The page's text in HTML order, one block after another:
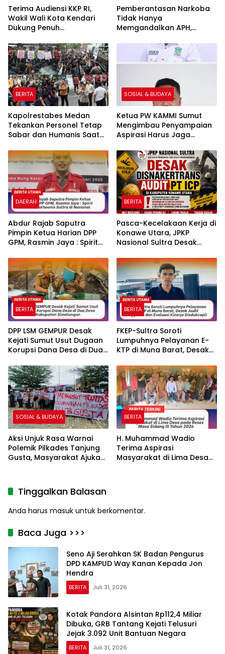
Terima Audiensi KKP RI,
Wakil Wali Kota Kendari
Dukung Penuh
Pesisir di Tiga Kelurahan
Pemberantasan Narkoba
Tidak Hanya
Memgandalkan APH,
Menjadi Garda Terdepan
di Momentum HANI 2026
BERITA
Kapolrestabes Medan
Tekankan Personel Tetap
Sabar dan Humanis Saat
SOSIAL & BUDAYA
Ketua PW KAMMI Sumut
Mengimbau Penyampaian
Aspirasi Harus Jaga
DAERAH
‎‎Abdur Rajab Saputra
Pimpin Ketua Harian DPP
GPM, Rasmin Jaya : Spirit
Nasional
BERITA
Pasca-Kecelakaan Kerja di
Konawe Utara, JPKP
Nasional Sultra Desak
BERITA
DPP LSM GEMPUR Desak
Kejati Sumut Usut Dugaan
Korupsi Dana Desa di Dua
Simalungun
BERITA
FKEP-Sultra Soroti
Lumpuhnya Pelayanan E-
KTP di Muna Barat, Desak
Evaluasi Kinerja Disdukcapil
SOSIAL & BUDAYA
Aksi Unjuk Rasa Warnai
Polemik Pilkades Tanjung
Gusta, Masyarakat Ajukan
BERITA
H. Muhammad Wadio
Terima Aspirasi
Masyarakat di Lima Desa
Tinggalkan Balasan
Anda harus masuk untuk berkomentar.
Baca Juga >>>
Seno Aji Serahkan SK Badan Pengurus
DPD KAMPUD Way Kanan Kepada Jon
Hendra
BERITA Juli 31, 2026
Kotak Pandora Alsintan Rp112,4 Miliar
Dibuka, GRB Tantang Kejati Telusuri
Jejak 3.092 Unit Bantuan Negara
BERITA Juli 31, 2026